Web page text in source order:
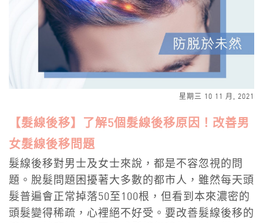
星期三 10 11 月, 2021
【髮線後移】了解5個髮線後移原因！改善男
女髮線後移問題
髮線後移對男士及女士來說，都是不容忽視的問
題。脫髮問題困擾著大多數的都市人，雖然每天頭
髮普遍會正常掉落50至100根，但看到本來濃密的
頭髮變得稀疏，心裡絕不好受。要改善髮線後移的